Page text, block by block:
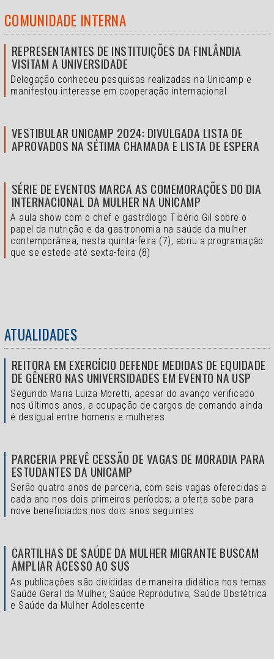
COMUNIDADE INTERNA
REPRESENTANTES DE INSTITUIÇÕES DA FINLÂNDIA
VISITAM A UNIVERSIDADE
Delegação conheceu pesquisas realizadas na Unicamp e
manifestou interesse em cooperação internacional
VESTIBULAR UNICAMP 2024: DIVULGADA LISTA DE
APROVADOS NA SÉTIMA CHAMADA E LISTA DE ESPERA
SÉRIE DE EVENTOS MARCA AS COMEMORAÇÕES DO DIA
INTERNACIONAL DA MULHER NA UNICAMP
A aula show com o chef e gastrólogo Tibério Gil sobre o
papel da nutrição e da gastronomia na saúde da mulher
contemporânea, nesta quinta-feira (7), abriu a programação
que se estede até sexta-feira (8)
ATUALIDADES
REITORA EM EXERCÍCIO DEFENDE MEDIDAS DE EQUIDADE
DE GÊNERO NAS UNIVERSIDADES EM EVENTO NA USP
Segundo Maria Luiza Moretti, apesar do avanço verificado
nos últimos anos, a ocupação de cargos de comando ainda
é desigual entre homens e mulheres
PARCERIA PREVÊ CESSÃO DE VAGAS DE MORADIA PARA
ESTUDANTES DA UNICAMP
Serão quatro anos de parceria, com seis vagas oferecidas a
cada ano nos dois primeiros períodos; a oferta sobe para
nove beneficiados nos dois anos seguintes
CARTILHAS DE SAÚDE DA MULHER MIGRANTE BUSCAM
AMPLIAR ACESSO AO SUS
As publicações são divididas de maneira didática nos temas
Saúde Geral da Mulher, Saúde Reprodutiva, Saúde Obstétrica
e Saúde da Mulher Adolescente